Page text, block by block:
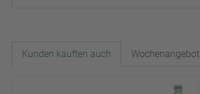
Kunden kauften auch Wochenangebot